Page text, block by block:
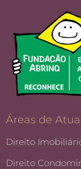
Áreas de
Direito
Direito